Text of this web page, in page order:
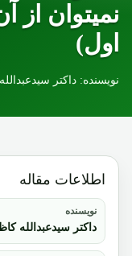
نمیتوان از
اول)
نویسنده: داکتر سیدعبدالله کاظم |
اطلاعات مقاله
نویسنده
داکتر سیدعبدالله